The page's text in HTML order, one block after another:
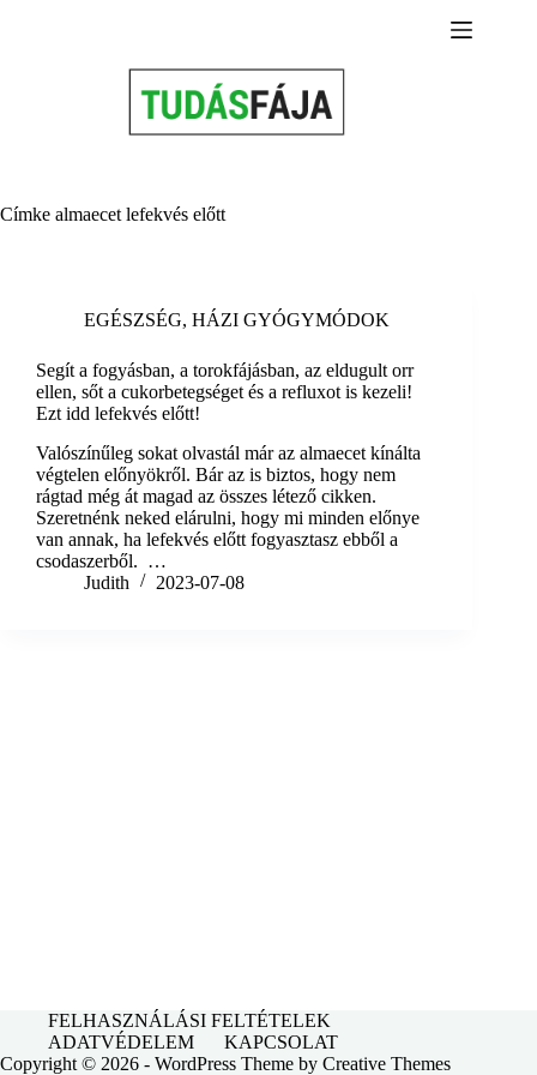
Címke almaecet lefekvés előtt
EGÉSZSÉG, HÁZI GYÓGYMÓDOK
Segít a fogyásban, a torokfájásban, az eldugult orr
ellen, sőt a cukorbetegséget és a refluxot is kezeli!
Ezt idd lefekvés előtt!
Valószínűleg sokat olvastál már az almaecet kínálta
végtelen előnyökről. Bár az is biztos, hogy nem
rágtad még át magad az összes létező cikken.
Szeretnénk neked elárulni, hogy mi minden előnye
van annak, ha lefekvés előtt fogyasztasz ebből a
csodaszerből. …
Judith
2023-07-08
FELHASZNÁLÁSI FELTÉTELEK
ADATVÉDELEM
KAPCSOLAT
Copyright © 2026 - WordPress Theme by Creative Themes